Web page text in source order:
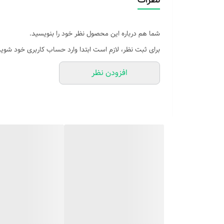
شما هم درباره این محصول نظر خود را بنویسید.
برای ثبت نظر، لازم است ابتدا وارد حساب کاربری خود
افزودن نظر